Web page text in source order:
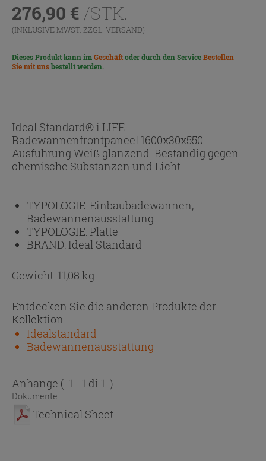
276,90 € /STK.
(INKLUSIVE MWST. ZZGL. VERSAND)
Dieses Produkt kann imGeschäftoder durch den ServiceBestellen
Sie mit unsbestellt werden.
Ideal Standard® i.LIFE
Badewannenfrontpaneel 1600x30x550
Ausführung Weiß glänzend. Beständig gegen
chemische Substanzen und Licht.
TYPOLOGIE:Einbaubadewannen,
Badewannenausstattung
TYPOLOGIE:Platte
BRAND: Ideal Standard
Gewicht: 11,08 kg
Entdecken Sie die anderen Produkte der
Kollektion
Idealstandard
Badewannenausstattung
Anhänge ( 1 - 1 di 1 )
Dokumente
Technical Sheet